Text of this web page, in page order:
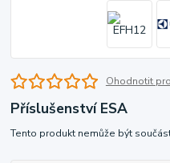
Ohodnotit
Příslušenství ESA
Tento produkt nemůže být